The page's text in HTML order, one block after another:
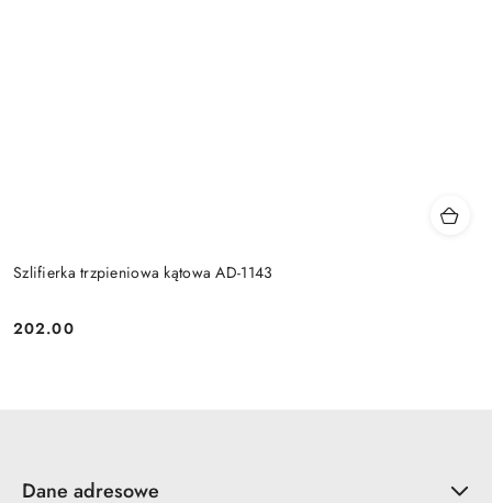
Szlifierka trzpieniowa kątowa AD-1143
Cena:
202.00
Dane adresowe